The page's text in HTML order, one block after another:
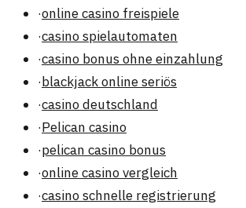
·online casino freispiele
·casino spielautomaten
·casino bonus ohne einzahlung
·blackjack online seriös
·casino deutschland
·Pelican casino
·pelican casino bonus
·online casino vergleich
·casino schnelle registrierung